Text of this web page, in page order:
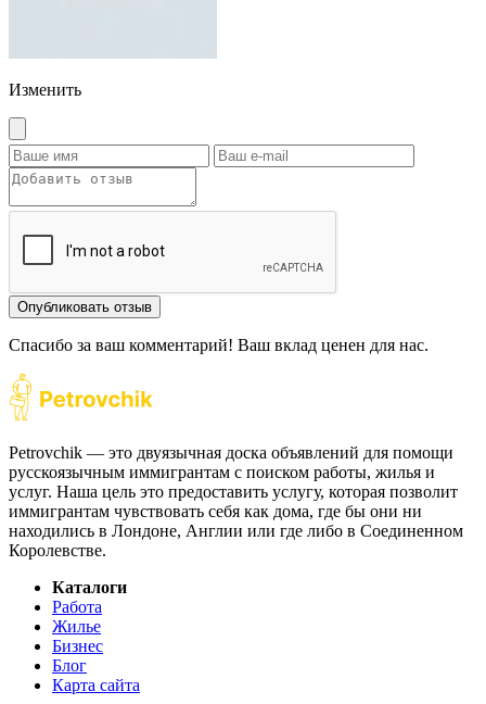
Изменить
Опубликовать отзыв
Спасибо за ваш комментарий! Ваш вклад ценен для нас.
Petrovchik — это двуязычная доска объявлений для помощи
русскоязычным иммигрантам с поиском работы, жилья и
услуг. Наша цель это предоставить услугу, которая позволит
иммигрантам чувствовать себя как дома, где бы они ни
находились в Лондоне, Англии или где либо в Соединенном
Королевстве.
Каталоги
Работа
Жилье
Бизнес
Блог
Карта сайта